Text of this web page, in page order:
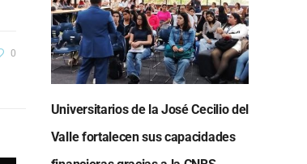
0
Universitarios de la José Cecilio del
Valle fortalecen sus capacidades